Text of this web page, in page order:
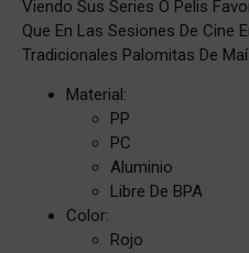
Viendo Sus Series O Pelis
Que En Las Sesiones De Cine
Tradicionales Palomitas De
Material:
PP
PC
Aluminio
Libre De BPA
Color:
Rojo